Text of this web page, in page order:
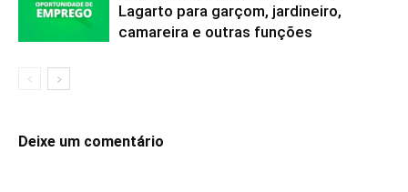
Lagarto para garçom, jardineiro,
camareira e outras funções
Deixe um comentário